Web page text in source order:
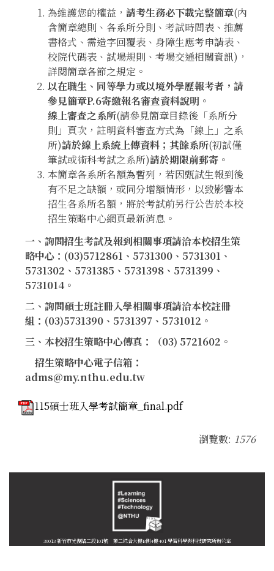
為維護您的權益， 請考生務必下載完整簡章(內
含簡章總則、各系所分則、考試時間表、推薦
書格式、需造字回覆表、身障生應考申請表、
校院代碼表、試場規則、考場交通相關資訊)，
詳閱簡章各節之規定。
以在職生、同等學力或以境外學歷報考者，請
參見簡章P.6寄繳報名審查資料說明。
線上審查之系所(請參見簡章目錄後「系所分
則」頁次，註明資料審查方式為「線上」之系
所)請於線上系統上傳資料；其餘系所(初試僅
筆試或術科考試之系所)請於期限前郵寄 。
本簡章各系所名額為暫列，若因甄試生報到後
有不足之缺額，或同分增額情形，以致影響本
招生各系所名額，將於考試前另行公告於本校
招生策略中心網頁最新消息。
一、詢問招生考試及報到相關事項請洽本校招生策
略中心： (03)5712861 、5731300 、5731301、
5731302、5731385、5731398、5731399、
5731014 。
二、詢問碩士班註冊入學相關事項請洽本校註冊
組： (03)5731390、5731397、5731012 。
三、本校招生策略中心傳真：
（03) 5721602 。
招生策略中心電子信箱：
adms@my.nthu.edu.tw
115碩士班入學考試簡章_final.pdf
瀏覽數: 1576
30013 新竹市光復路二段101號 第二綜合大樓B側4樓401 學習科學與科技研究所辦公室